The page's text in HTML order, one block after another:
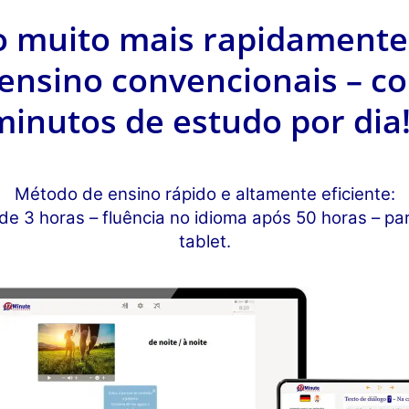
muito mais
convencionais –
de estudo por
Método de ensino rápido e altamente eficiente:
3 horas – fluência no idioma após 50 horas –
tablet.